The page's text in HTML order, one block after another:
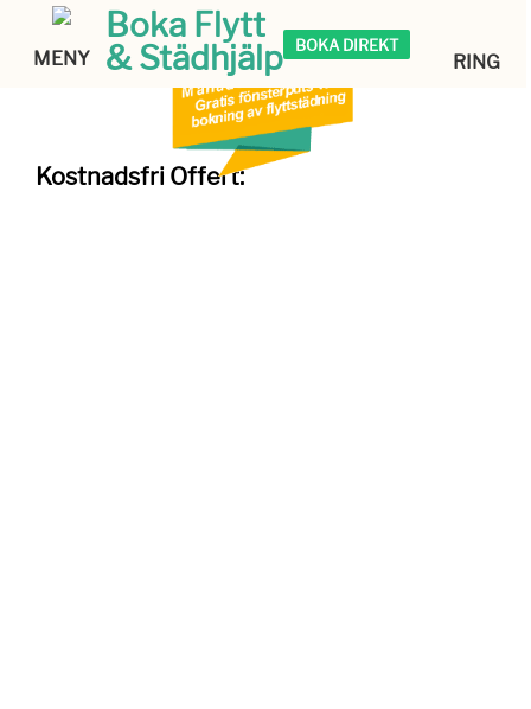
MENY
Boka Flytt
& Städhjälp
BOKA DIREKT
RING
Kostnadsfri Offert: